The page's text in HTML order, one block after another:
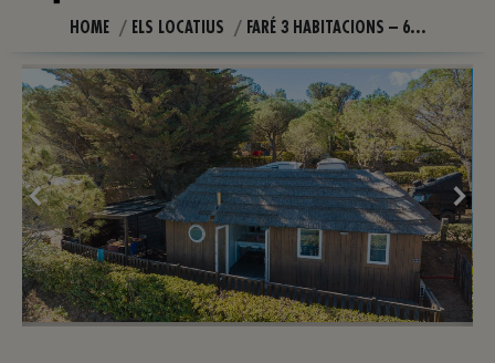
HOME ELS LOCATIUS FARÉ 3 HABITACIONS – 6…